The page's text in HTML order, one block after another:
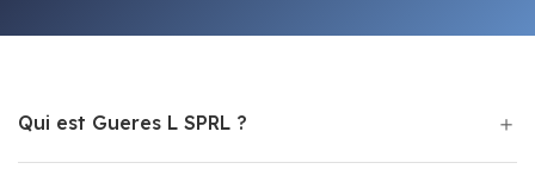
Qui est Gueres L SPRL ?